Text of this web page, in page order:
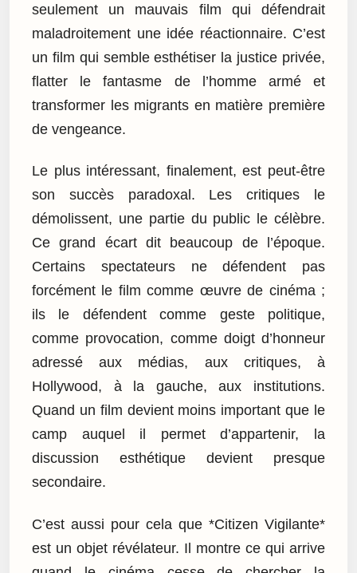
seulement un mauvais film qui défendrait
maladroitement une idée réactionnaire. C’est
un film qui semble esthétiser la justice privée,
flatter le fantasme de l’homme armé et
transformer les migrants en matière première
de vengeance.
Le plus intéressant, finalement, est peut-être
son succès paradoxal. Les critiques le
démolissent, une partie du public le célèbre.
Ce grand écart dit beaucoup de l’époque.
Certains spectateurs ne défendent pas
forcément le film comme œuvre de cinéma ;
ils le défendent comme geste politique,
comme provocation, comme doigt d’honneur
adressé aux médias, aux critiques, à
Hollywood, à la gauche, aux institutions.
Quand un film devient moins important que le
camp auquel il permet d’appartenir, la
discussion esthétique devient presque
secondaire.
C’est aussi pour cela que *Citizen Vigilante*
est un objet révélateur. Il montre ce qui arrive